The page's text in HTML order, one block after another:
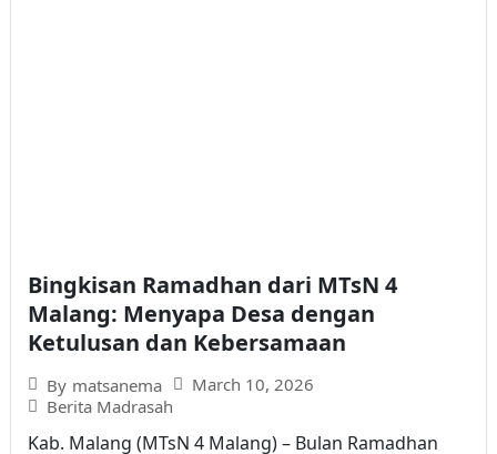
Bingkisan Ramadhan dari MTsN 4
Malang: Menyapa Desa dengan
Ketulusan dan Kebersamaan
By matsanema
March 10, 2026
Berita Madrasah
Kab. Malang (MTsN 4 Malang) – Bulan Ramadhan